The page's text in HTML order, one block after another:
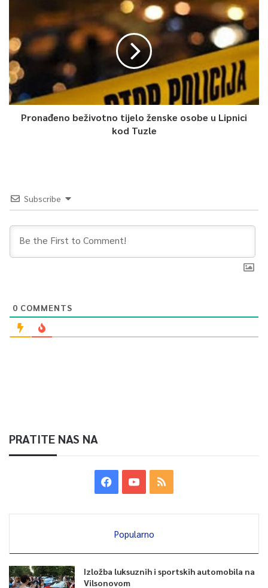
Gavrankapetanovića radi čega ističemo da je odluka ministra
Rimca isključivo pravne prirode, a nikako motivirana političkim ili
bilo kojim drugim pritiscima i razlozima.
Nadalje napominjemo da niti jednim propisom nije definiran rok
za davanje saglasnosti za izbor generalnog direktora, a kako
se špekuliralo u javnosti. S tim u vezi, treba uzeti u obzir i da je
dokumentacija tražena od Upravnog vijeća KCUS-a
kompletirana tek 09.02.2024. godine.
obzirom na to da još traje mandat privremenog Upravnog
vijeća i v.d. direktora.
Daljnja procedura, nakon nedavanja saglasnosti na imenovanje
generalnog direktora, u nadležnosti je Upravnog vijeća KCUS-a,
Pronađeno beživotno tijelo ženske osobe u Lipnici
kod Tuzle
Subscribe
0 COMMENTS
PRATITE NAS NA
Popularno
Izložba luksuznih i sportskih automobila na
Vilsonovom